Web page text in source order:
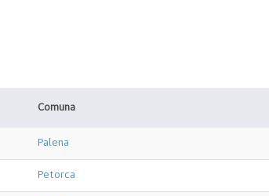
Comuna
Palena
Petorca